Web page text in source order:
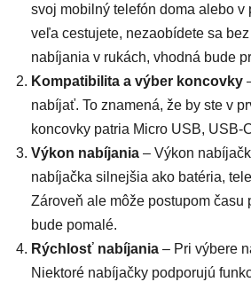
svoj mobilný telefón doma alebo
veľa cestujete, nezaobídete sa
nabíjania v rukách, vhodná bude
Kompatibilita a výber koncovky
nabíjať. To znamená, že by ste v
koncovky patria Micro USB, USB-
Výkon nabíjania – Výkon
nabíjačka silnejšia ako batéria,
Zároveň ale môže postupom
bude pomalé.
Rýchlosť nabíjania – Pri výbere
Niektoré nabíjačky podporujú